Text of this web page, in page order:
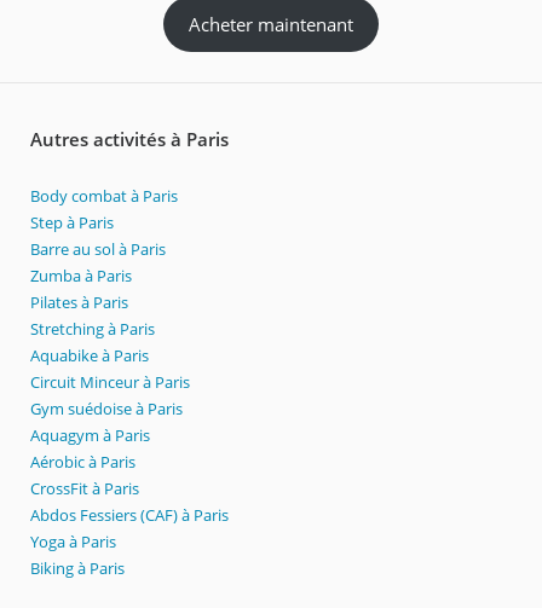
Acheter maintenant
Autres activités à Paris
Body combat à Paris
Step à Paris
Barre au sol à Paris
Zumba à Paris
Pilates à Paris
Stretching à Paris
Aquabike à Paris
Circuit Minceur à Paris
Gym suédoise à Paris
Aquagym à Paris
Aérobic à Paris
CrossFit à Paris
Abdos Fessiers (CAF) à Paris
Yoga à Paris
Biking à Paris